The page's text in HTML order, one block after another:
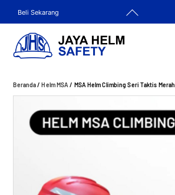
content
Beli Sekarang
Beranda/Helm MSA / MSA Helm Climbing Seri Taktis Merah
Back
To